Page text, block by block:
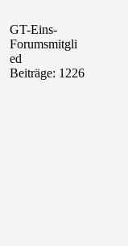
GT-Eins-
Forumsmitgli
ed
Beiträge: 1226